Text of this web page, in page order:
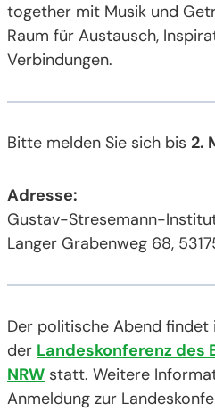
together mit Musik und
Raum für Austausch,
Verbindungen.
Bitte melden Sie sich bis 2.
Adresse:
Gustav-Stresemann-
Langer Grabenweg 68,
Der politische Abend findet
der Landeskonferenz des
NRW statt. Weitere
Anmeldung zur